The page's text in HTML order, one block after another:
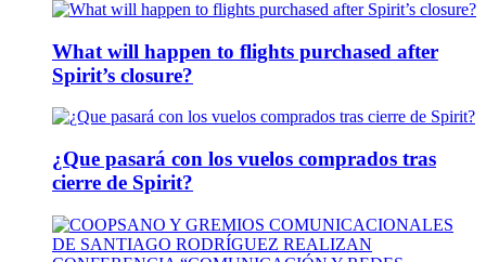
What will happen to flights purchased after
Spirit’s closure?
¿Que pasará con los vuelos comprados tras
cierre de Spirit?